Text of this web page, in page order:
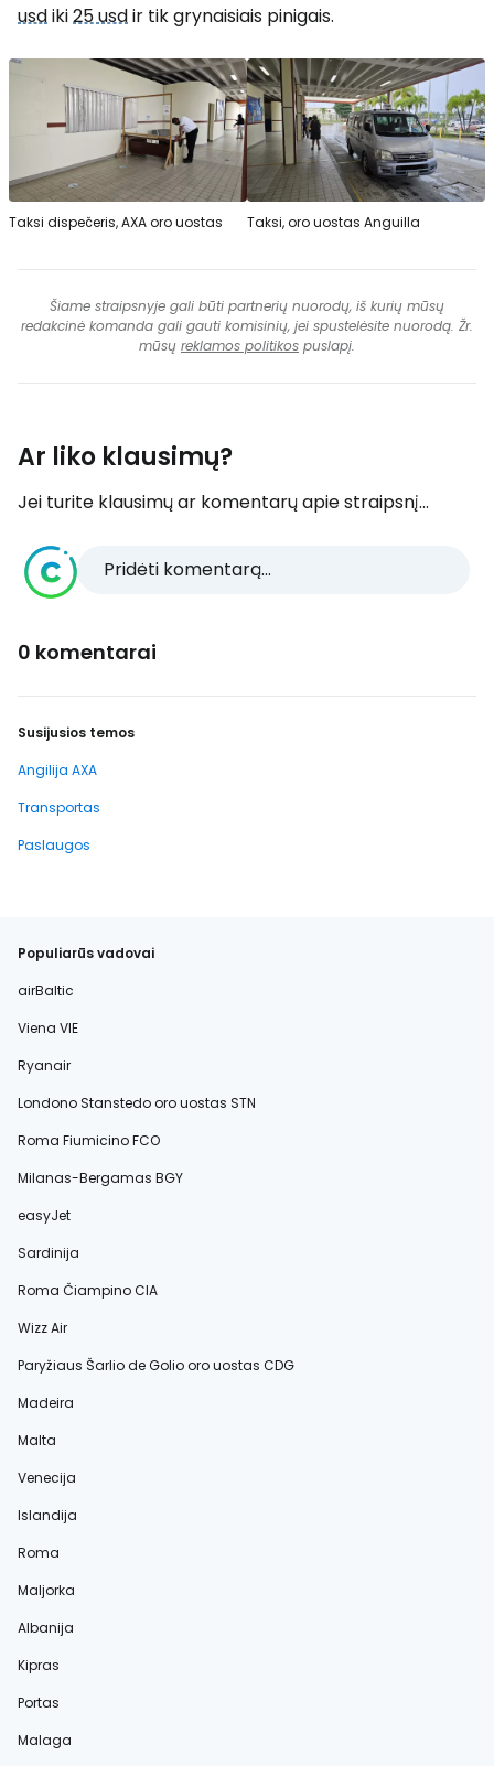
usdiki25 usdir tik grynaisiais pinigais.
Taksi dispečeris, AXA oro uostas Taksi, oro uostas Anguilla
Šiame straipsnyje gali būti partnerių nuorodų, iš kurių mūsų
redakcinė komanda gali gauti komisinių, jei spustelėsite nuorodą. Žr.
mūsų reklamos politikos puslapį.
Ar liko klausimų?
Jei turite klausimų ar komentarų apie straipsnį...
Pridėti komentarą...
0 komentarai
Susijusios temos
Angilija AXA
Transportas
Paslaugos
Populiarūs vadovai
airBaltic
Viena VIE
Ryanair
Londono Stanstedo oro uostas STN
Roma Fiumicino FCO
Milanas-Bergamas BGY
easyJet
Sardinija
Roma Čiampino CIA
Wizz Air
Paryžiaus Šarlio de Golio oro uostas CDG
Madeira
Malta
Venecija
Islandija
Roma
Maljorka
Albanija
Kipras
Portas
Malaga